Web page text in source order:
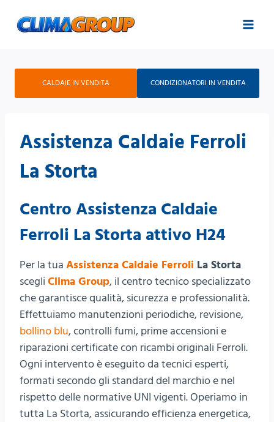
CALDAIE IN VENDITA CONDIZIONATORI IN VENDITA
Assistenza Caldaie Ferroli
La Storta
Centro Assistenza Caldaie
Ferroli La Storta attivo H24
Per la tua Assistenza Caldaie Ferroli La Storta
scegli Clima Group, il centro tecnico specializzato
che garantisce qualità, sicurezza e professionalità.
Effettuiamo manutenzioni periodiche, revisione,
bollino blu, controlli fumi, prime accensioni e
riparazioni certificate con ricambi originali Ferroli.
Ogni intervento è eseguito da tecnici esperti,
formati secondo gli standard del marchio e nel
rispetto delle normative UNI vigenti. Operiamo in
tutta La Storta, assicurando efficienza energetica,